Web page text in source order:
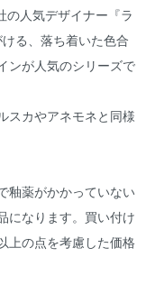
の人気デザイナー『ラ
る、落ち着いた色合
ンが人気のシリーズで
スカやアネモネと同様
釉薬がかかっていない
になります。買い付け
上の点を考慮した価格